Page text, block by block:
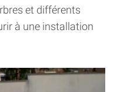
et différents
à une installation